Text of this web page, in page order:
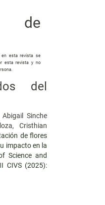
de
en esta revista se
esta revista y no
del
Sinche
Cristhian
de flores
impacto en la
Science and
CIVS (2025):